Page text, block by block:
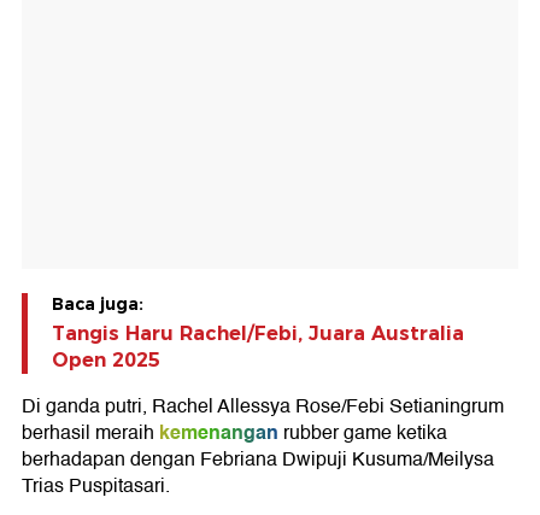
Baca juga:
Tangis Haru Rachel/Febi, Juara Australia
Open 2025
Di ganda putri, Rachel Allessya Rose/Febi Setianingrum
berhasil meraih kemenangan rubber game ketika
berhadapan dengan Febriana Dwipuji Kusuma/Meilysa
Trias Puspitasari.